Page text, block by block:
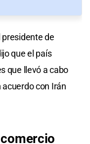
de
que el país
que llevó a cabo
con Irán